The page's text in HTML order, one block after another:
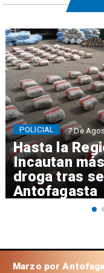
Hasta la
Incautan
droga tras
Antofagasta
POLICIAL 7 De
Marzo por